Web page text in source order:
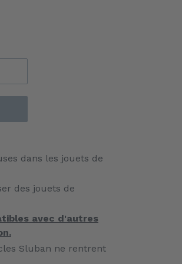
dans les jouets de
des jouets de
avec d'autres
Sluban ne rentrent